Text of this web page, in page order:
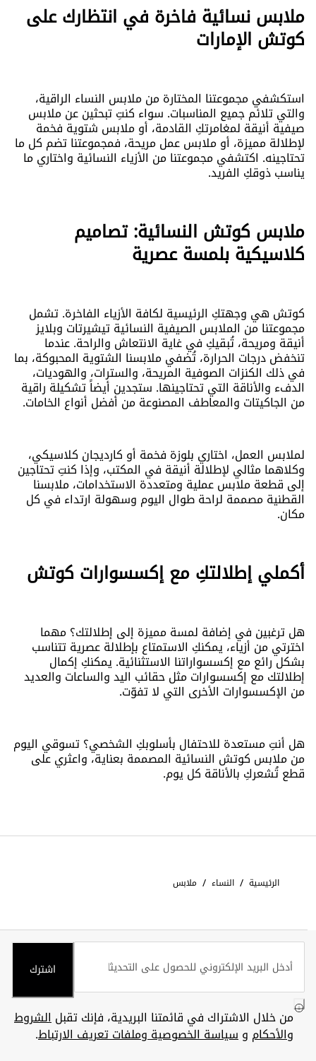
ملابس نسائية فاخرة في انتظارك على
كوتش الإمارات
استكشفي مجموعتنا المختارة من ملابس النساء الراقية،
والتي تلائم جميع المناسبات. سواء كنتِ تبحثين عن ملابس
صيفية أنيقة لمغامرتكِ القادمة، أو ملابس شتوية فخمة
لإطلالة مميزة، أو ملابس عمل مريحة، فمجموعتنا تضم ​​كل ما
تحتاجينه. اكتشفي مجموعتنا من الأزياء النسائية واختاري ما
يناسب ذوقكِ الفريد.
ملابس كوتش النسائية: تصاميم
كلاسيكية بلمسة عصرية
كوتش هي وجهتكِ الرئيسية لكافة الأزياء الفاخرة. تشمل
مجموعتنا من الملابس الصيفية النسائية تيشيرتات وبلايز
أنيقة ومريحة، تُبقيكِ في غاية الانتعاش والراحة. عندما
تنخفض درجات الحرارة، تُضفي ملابسنا الشتوية المحبوكة، بما
في ذلك الكنزات الصوفية المريحة، والسترات، والهوديات،
الدفء والأناقة التي تحتاجينها. ستجدين أيضاً تشكيلة راقية
من الجاكيتات والمعاطف المصنوعة من أفضل أنواع الخامات.
لملابس العمل، اختاري بلوزة فخمة أو كارديجان كلاسيكي،
وكلاهما مثالي لإطلالة أنيقة في المكتب، وإذا كنتِ تحتاجين
إلى قطعة ملابس عملية ومتعددة الاستخدامات، ملابسنا
القطنية مصممة لراحة طوال اليوم وسهولة ارتداء في كل
مكان.
أكملي إطلالتكِ مع إكسسوارات كوتش
هل ترغبين في إضافة لمسة مميزة إلى إطلالتك؟ مهما
اخترتي من أزياء، يمكنكِ الاستمتاع بإطلالة عصرية تتناسب
بشكل رائع مع إكسسواراتنا الاستثنائية. يمكنكِ إكمال
إطلالتك مع إكسسوارات مثل حقائب اليد والساعات والعديد
من الإكسسوارات الأخرى التي لا تفوّت.
هل أنتِ مستعدة للاحتفال بأسلوبكِ الشخصي؟ تسوقي اليوم
من ملابس كوتش النسائية المصممة بعناية، واعثري على
قطع تُشعركِ بالأناقة كل يوم.
الرئيسية / النساء / ملابس
اشترك
من خلال الاشتراك في قائمتنا البريدية، فإنك تقبلالشروط
والأحكام وسياسة الخصوصية وملفات تعريف الارتباط.